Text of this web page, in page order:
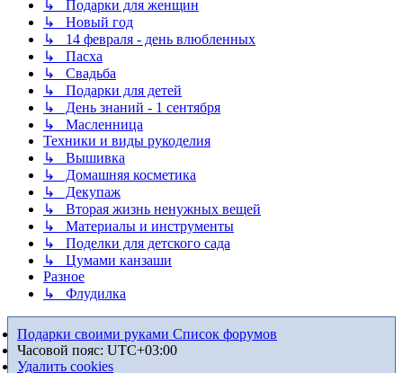
↳ Подарки для женщин
↳ Новый год
↳ 14 февраля - день влюбленных
↳ Пасха
↳ Свадьба
↳ Подарки для детей
↳ День знаний - 1 сентября
↳ Масленница
Техники и виды рукоделия
↳ Вышивка
↳ Домашняя косметика
↳ Декупаж
↳ Вторая жизнь ненужных вещей
↳ Материалы и инструменты
↳ Поделки для детского сада
↳ Цумами канзаши
Разное
↳ Флудилка
Подарки своими руками Список форумов
Часовой пояс: UTC+03:00
Удалить cookies